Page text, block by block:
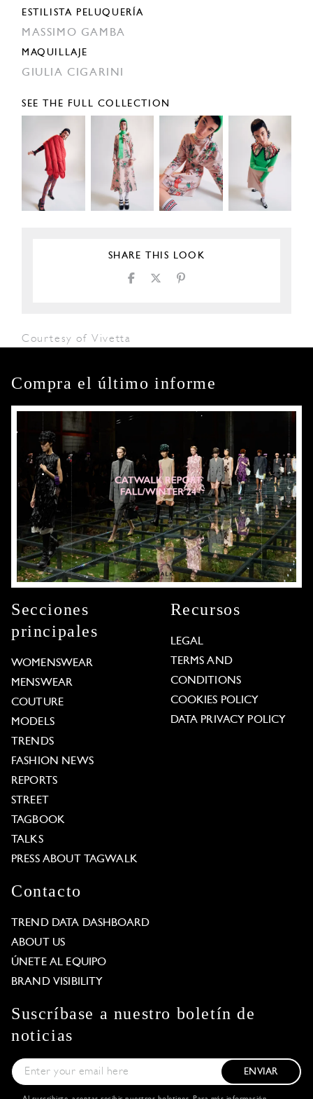
ESTILISTA PELUQUERÍA
MASSIMO GAMBA
MAQUILLAJE
GIULIA CIGARINI
SEE THE FULL COLLECTION
SHARE THIS LOOK
Courtesy of Vivetta
Compra el último informe
Secciones
principales
WOMENSWEAR
MENSWEAR
COUTURE
MODELS
TRENDS
FASHION NEWS
REPORTS
STREET
TAGBOOK
TALKS
PRESS ABOUT TAGWALK
Recursos
LEGAL
TERMS AND
CONDITIONS
COOKIES POLICY
DATA PRIVACY POLICY
Contacto
TREND DATA DASHBOARD
ABOUT US
ÚNETE AL EQUIPO
BRAND VISIBILITY
Suscríbase a nuestro boletín de
noticias
ENVIAR